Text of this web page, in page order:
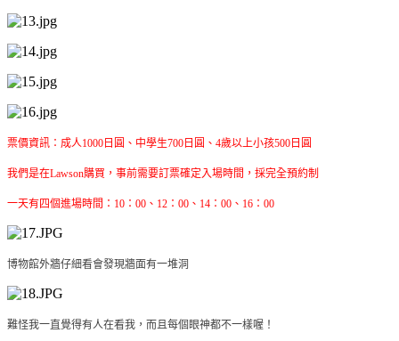
票價資訊：成人1000日圓、中學生700日圓、4歲以上小孩500日圓
我們是在Lawson購買 ，事前需要訂票確定入場時間，採完全預約制
一天有四個進場時間：10：00、12：00、14：00、16：00
博物館外牆仔細看會發現牆面有一堆洞
難怪我一直覺得有人在看我，而且每個眼神都不一樣喔！